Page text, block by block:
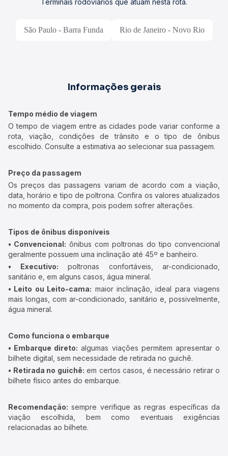
Terminais rodoviários que atuam nesta rota.
São Paulo - Barra Funda Rio de Janeiro - Novo Rio
Informações gerais
Tempo médio de viagem
O tempo de viagem entre as cidades pode variar conforme a
rota, viação, condições de trânsito e o tipo de ônibus
escolhido. Consulte a estimativa ao selecionar sua passagem.
Preço da passagem
Os preços das passagens variam de acordo com a viação,
data, horário e tipo de poltrona. Confira os valores atualizados
no momento da compra, pois podem sofrer alterações.
Tipos de ônibus disponíveis
• Convencional: ônibus com poltronas do tipo convencional
geralmente possuem uma inclinação até 45º e banheiro.
• Executivo: poltronas confortáveis, ar-condicionado,
sanitário e, em alguns casos, água mineral.
• Leito ou Leito-cama: maior inclinação, ideal para viagens
mais longas, com ar-condicionado, sanitário e, possivelmente,
água mineral.
Como funciona o embarque
• Embarque direto: algumas viações permitem apresentar o
bilhete digital, sem necessidade de retirada no guichê.
• Retirada no guichê: em certos casos, é necessário retirar o
bilhete físico antes do embarque.
Recomendação: sempre verifique as regras específicas da
viação escolhida, bem como eventuais exigências
relacionadas ao bilhete.